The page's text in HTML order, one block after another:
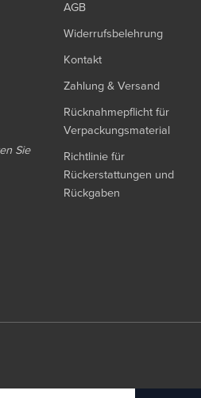
Sie
AGB
Widerrufsbelehrung
Kontakt
Zahlung & Versand
Rücknahmepflicht für
Verpackungsmaterial
Richtlinie für
Rückerstattungen und
Rückgaben